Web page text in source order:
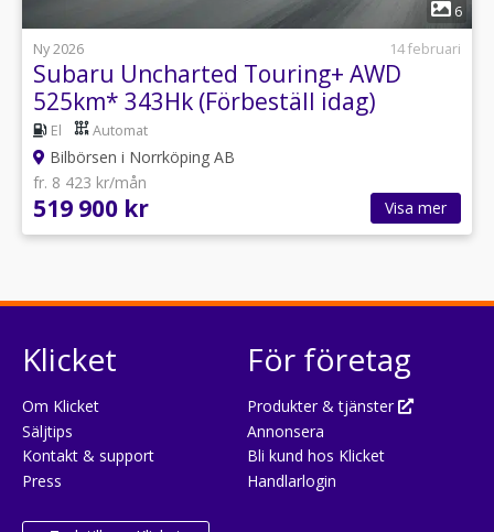
6
Ny 2026
14 februari
Subaru Uncharted Touring+ AWD
525km* 343Hk (Förbeställ idag)
El Automat
Bilbörsen i Norrköping AB
fr. 8 423 kr/mån
519 900 kr Visa mer
Klicket
Om Klicket
Säljtips
Kontakt & support
Press
För företag
Produkter & tjänster
Annonsera
Bli kund hos Klicket
Handlarlogin